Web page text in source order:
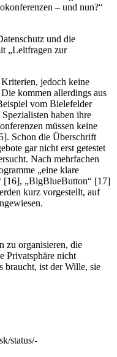
– und nun?“
und die
„Leitfragen zur
jedoch keine
kommen allerdings aus
vom Bielefelder
haben ihre
müssen keine
Schon die Überschrift
gar nicht erst getestet
Nach mehrfachen
„eine klare
[16], „BigBlueButton“ [17]
kurz vorgestellt, auf
zu organisieren, die
Privatsphäre nicht
braucht, ist der Wille, sie
status/­